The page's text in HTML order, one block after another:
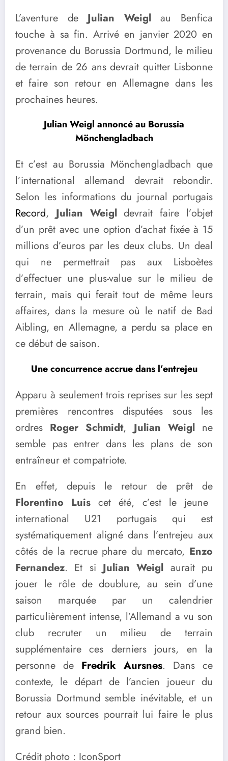
L’aventure de Julian Weiglau Benfica
touche à sa fin. Arrivé en janvier 2020 en
provenance du Borussia Dortmund, le milieu
de terrain de 26 ans devrait quitter Lisbonne
et faire son retour en Allemagne dans les
prochaines heures.
Julian Weigl annoncé au Borussia
Mönchengladbach
Et c’est au Borussia Mönchengladbach que
l’international allemand devrait rebondir.
Selon les informations du journal portugais
Record,Julian Weigldevrait faire l’objet
d’un prêt avec une option d’achat fixée à 15
millions d’euros par les deux clubs. Un deal
qui ne permettrait pas aux Lisboètes
d’effectuer une plus-value sur le milieu de
terrain, mais qui ferait tout de même leurs
affaires, dans la mesure où le natif de Bad
Aibling, en Allemagne, a perdu sa place en
ce début de saison.
Une concurrence accrue dans l’entrejeu
Apparu à seulement trois reprises sur les sept
premières rencontres disputées sous les
ordres Roger Schmidt, Julian Weiglne
semble pas entrer dans les plans de son
entraîneur et compatriote.
En effet, depuis le retour de prêt de
Florentino Luis cet été, c’est le jeune
international U21 portugais qui est
systématiquement aligné dans l’entrejeu aux
côtés de la recrue phare du mercato, Enzo
Fernandez. Et siJulian Weigl aurait pu
jouer le rôle de doublure, au sein d’une
saison marquée par un calendrier
particulièrement intense, l’Allemand a vu son
club recruter un milieu de terrain
supplémentaire ces derniers jours, en la
personne de Fredrik Aursnes. Dans ce
contexte, le départ de l’ancien joueur du
Borussia Dortmund semble inévitable, et un
retour aux sources pourrait lui faire le plus
grand bien.
Crédit photo : IconSport